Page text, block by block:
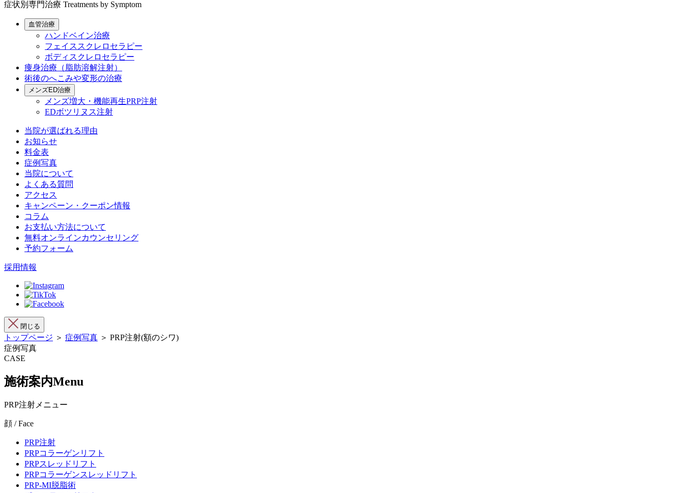
症状別専門治療 Treatments by Symptom
血管治療
ハンドベイン治療
フェイススクレロセラピー
ボディスクレロセラピー
痩身治療（脂肪溶解注射）
術後のへこみや変形の治療
メンズED治療
メンズ増大・機能再生PRP注射
EDボツリヌス注射
当院が選ばれる理由
お知らせ
料金表
症例写真
当院について
よくある質問
アクセス
キャンペーン・クーポン情報
コラム
お支払い方法について
無料オンラインカウンセリング
予約フォーム
採用情報
閉じる
トップページ ＞ 症例写真 ＞ PRP注射(額のシワ)
症例写真
CASE
施術案内Menu
PRP注射メニュー
顔 / Face
PRP注射
PRPコラーゲンリフト
PRPスレッドリフト
PRPコラーゲンスレッドリフト
PRP-MI脱脂術